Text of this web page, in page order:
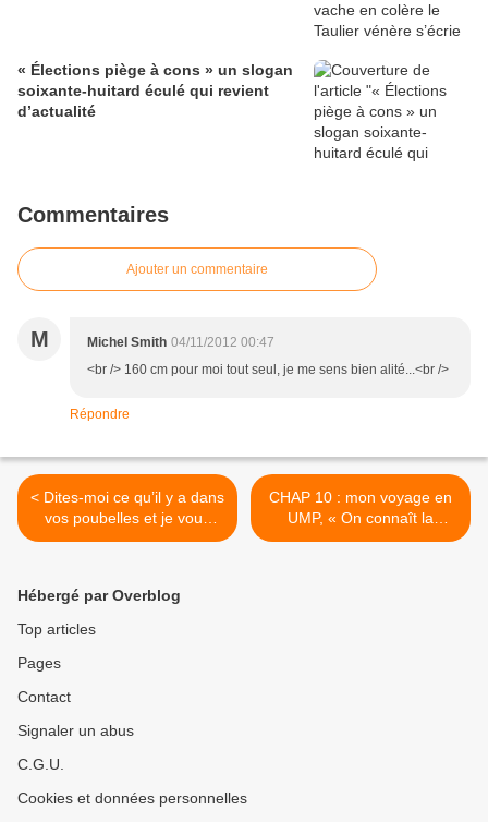
« Élections piège à cons » un slogan
soixante-huitard éculé qui revient
d’actualité
Commentaires
Ajouter un commentaire
M Michel Smith 04/11/2012 00:47
<br /> 160 cm pour moi tout seul, je me sens bien alité...<br />
Répondre
< Dites-moi ce qu’il y a dans
vos poubelles et je vous
dirai qui vous êtes :
Guy Roux à la cuisine des
détritus des rosbifs ?
CHAP 10 : mon voyage en
UMP, « On connaît la
vulgarité de Patrick Balkany,
Hébergé par Overblog
Top articles
Pages
Contact
Signaler un abus
C.G.U.
Cookies et données personnelles